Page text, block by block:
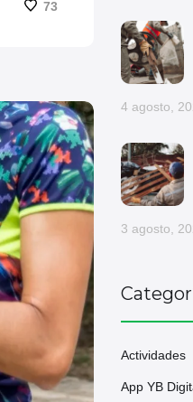
73
4 agosto,
3 agosto,
Actividades
App YB